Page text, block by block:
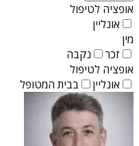
אופציה לטיפול
אונליין
מין
זכר
נקבה
אופציה לטיפול
אונליין
בבית המטופל